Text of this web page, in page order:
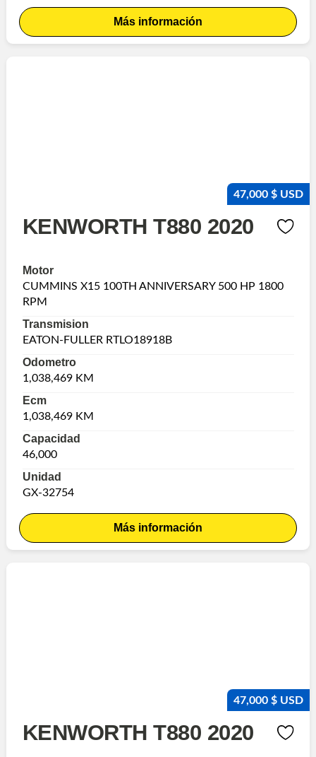
Más información
47,000 $ USD
KENWORTH T880 2020
Motor
CUMMINS X15 100TH ANNIVERSARY 500 HP 1800
RPM
Transmision
EATON-FULLER RTLO18918B
Odometro
1,038,469 KM
Ecm
1,038,469 KM
Capacidad
46,000
Unidad
GX-32754
Más información
47,000 $ USD
KENWORTH T880 2020